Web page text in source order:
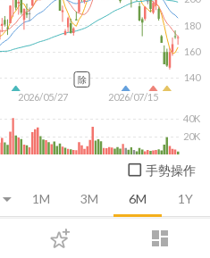
dashboard
登入
1M 3M 6M 1Y
2026/05/27 2026/07/15
140
160
180
20K
40K
除
手勢操作
消息面 財務報